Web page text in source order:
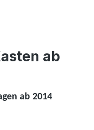
ab
ab 2014